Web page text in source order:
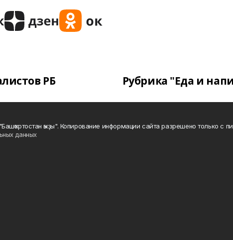
РБ Рубрика "Еда и
ҡыҙы". Копирование информации сайта разрешено только с
данных